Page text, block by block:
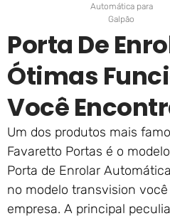
Automática para
Galpão
Porta De
Ótimas
Você
Um dos produtos mais
Favaretto Portas é o
Porta de Enrolar
no modelo transvision
empresa. A principal